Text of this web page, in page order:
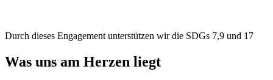
Durch dieses Engagement unterstützen wir die SDGs 7,9 und 17
Was uns am Herzen liegt